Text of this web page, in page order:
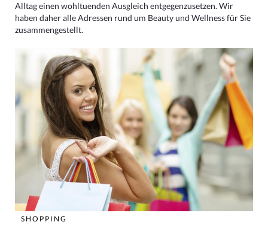
Alltag einen wohltuenden Ausgleich entgegenzusetzen. Wir
haben daher alle Adressen rund um Beauty und Wellness für Sie
zusammengestellt.
SHOPPING